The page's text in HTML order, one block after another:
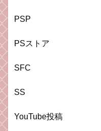
PSP
PSストア
SFC
SS
YouTube投稿